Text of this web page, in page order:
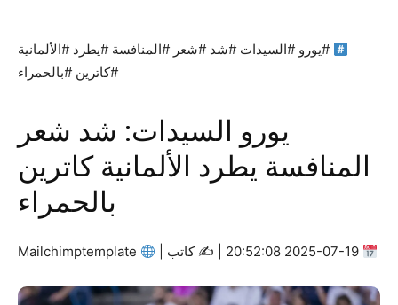
#يورو #السيدات #شد #شعر #المنافسة #يطرد #الألمانية
#كاترين #بالحمراء
يورو السيدات: شد شعر
المنافسة يطرد الألمانية كاترين
بالحمراء
كاتب |